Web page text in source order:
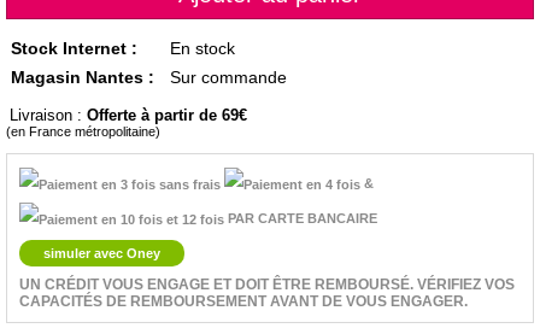
Stock Internet :
En stock
Magasin Nantes :
Sur commande
Livraison : Offerte à partir de 69
(en France métropolitaine)
&
PAR CARTE BANCAIRE
simuler avec Oney
UN CRÉDIT VOUS ENGAGE ET DOIT ÊTRE REMBOURSÉ. VÉRIFIEZ VOS
CAPACITÉS DE REMBOURSEMENT AVANT DE VOUS ENGAGER.